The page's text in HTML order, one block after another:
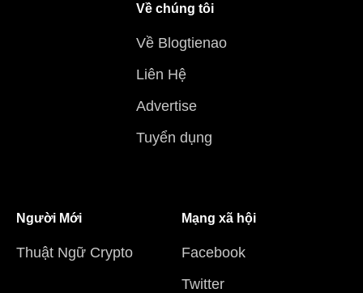
Về chúng tôi
Về Blogtienao
Liên Hệ
Advertise
Tuyển dụng
Người Mới
Thuật Ngữ Crypto
Mạng xã hội
Facebook
Twitter